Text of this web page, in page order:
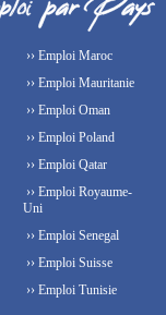
›› Emploi Maroc
›› Emploi Mauritanie
›› Emploi Oman
›› Emploi Poland
›› Emploi Qatar
›› Emploi Royaume-
Uni
›› Emploi Senegal
›› Emploi Suisse
›› Emploi Tunisie